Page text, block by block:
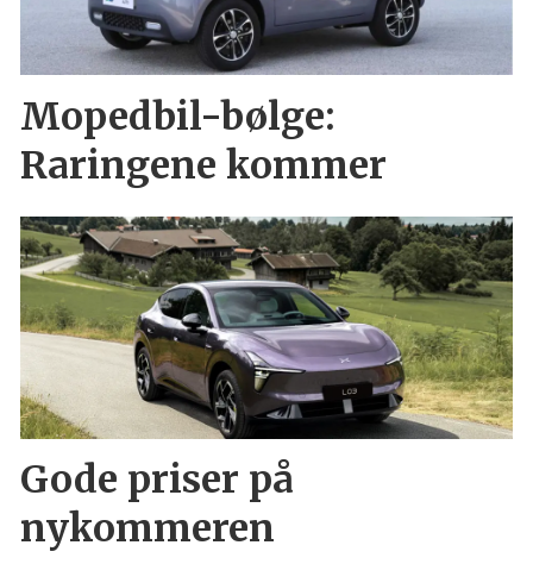
Mopedbil-bølge:
Raringene kommer
Gode priser på
nykommeren